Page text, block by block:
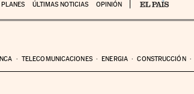
ÚLTIMAS NOTICIAS OPINIÓN
TELECOMUNICACIONES ENERGIA CONSTRUCCIÓN